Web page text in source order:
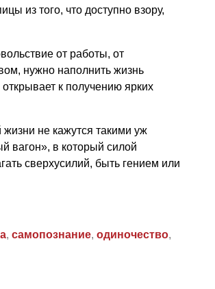
из того, что доступно взору,
от работы, от
нужно наполнить жизнь
к получению ярких
не кажутся такими уж
вагон», в который силой
сверхусилий, быть гением или
, самопознание, одиночество,